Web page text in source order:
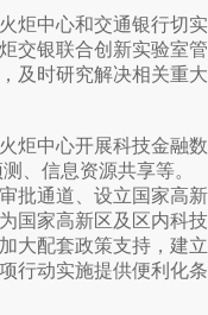
炬中心和交通银行切实
交银联合创新实验室管
及时研究解决相关重大
炬中心开展科技金融数
、信息资源共享等。
批通道、设立国家高新
国家高新区及区内科技
大配套政策支持，建立
行动实施提供便利化条